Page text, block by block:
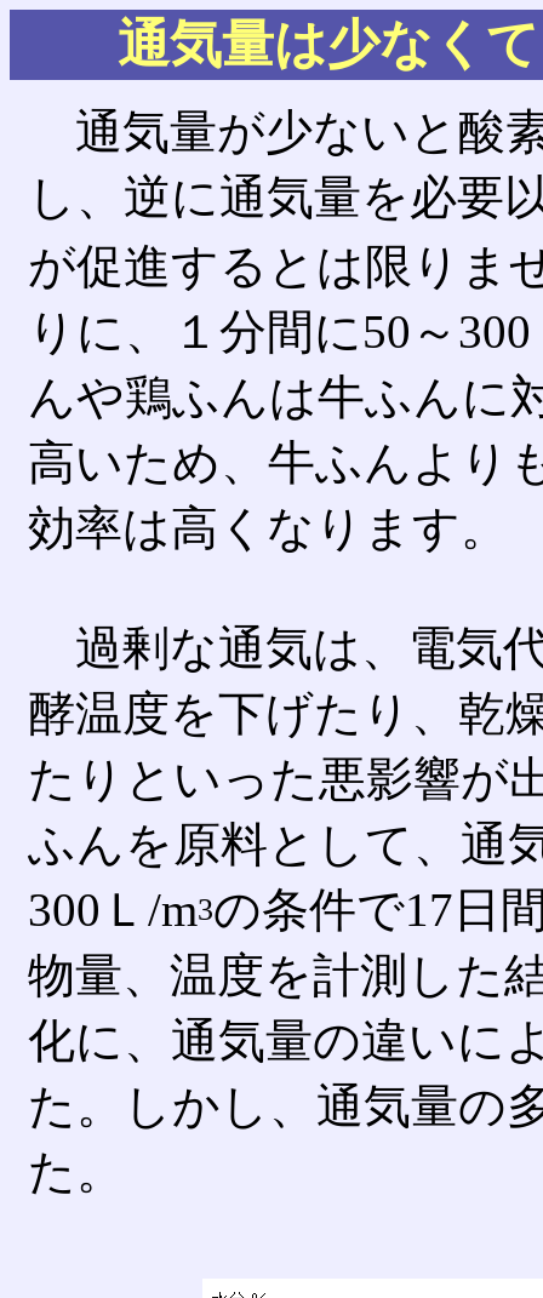
通気量は少なく
通気量が少ないと酸
し、逆に通気量を必要
が促進するとは限りま
りに、１分間に50～
んや鶏ふんは牛ふんに
高いため、牛ふんより
効率は高くなります。
過剰な通気は、電気
酵温度を下げたり、乾
たりといった悪影響が
ふんを原料として、通
300Ｌ/m3の条件で17日
物量、温度を計測した
化に、通気量の違いに
た。しかし、通気量の
た。